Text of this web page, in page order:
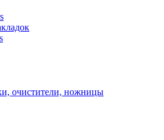
очистители, ножницы